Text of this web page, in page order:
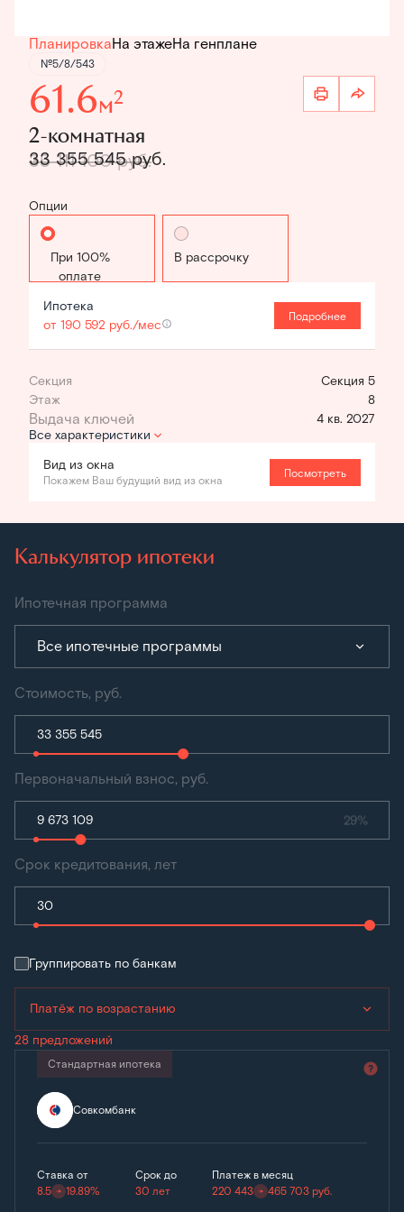
ПланировкаНа этажеНа генплане
№5/8/543
61.6м2
2-комнатная
35 111 100 руб.
33 355 545 руб.
Опции
Стандартная В рассрочку
Ипотека
от 190 592 руб./мес
Подробнее
Секция
Секция 5
Этаж
8
4 кв. 2027
Все характеристики
Вид из окна
Покажем Ваш будущий вид из окна
Посмотреть
Калькулятор ипотеки
Ипотечная программа
Все ипотечные программы
Стоимость, руб.
Первоначальный взнос, руб.
29%
Срок кредитования, лет
Группировать по банкам
Платёж по возрастанию
28 предложений
Стандартная ипотека
Совкомбанк
Ставка от
8.5
19.89%
Срок до
30 лет
Платеж в месяц
220 443
465 703 руб.